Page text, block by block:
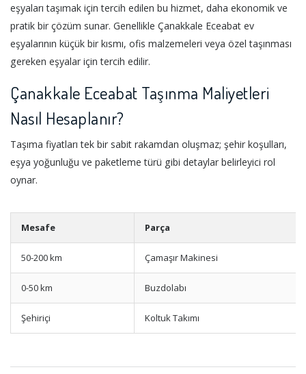
eşyaları taşımak için tercih edilen bu hizmet, daha ekonomik ve
pratik bir çözüm sunar. Genellikle Çanakkale Eceabat ev
eşyalarının küçük bir kısmı, ofis malzemeleri veya özel taşınması
gereken eşyalar için tercih edilir.
Çanakkale Eceabat Taşınma Maliyetleri
Nasıl Hesaplanır?
Taşıma fiyatları tek bir sabit rakamdan oluşmaz; şehir koşulları,
eşya yoğunluğu ve paketleme türü gibi detaylar belirleyici rol
oynar.
Mesafe Parça
50-200 km Çamaşır Makinesi
0-50 km Buzdolabı
Şehiriçi Koltuk Takımı